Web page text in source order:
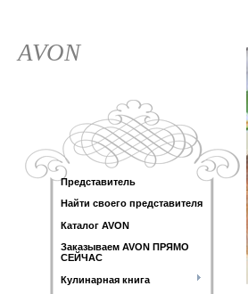
AVON
Представитель
Найти своего представителя
Каталог AVON
Заказываем AVON ПРЯМО
СЕЙЧАС
Кулинарная книга